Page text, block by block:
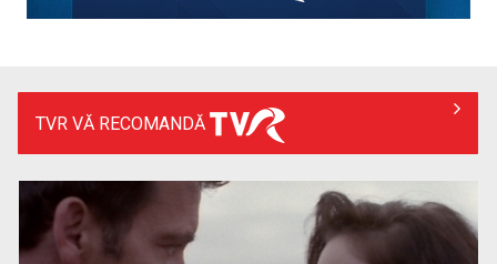
(P) Cum planifici un weekend cultural fără să cheltuiești mult
TVR VĂ RECOMANDĂ